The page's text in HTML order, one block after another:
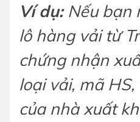
Ví dụ:Nếu bạn
lô hàng vải từ
chứng nhận
loại vải, mã
của nhà xuất